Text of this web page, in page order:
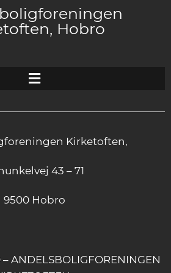
Hobro
Kirketoften,
43 – 71
9500 Hobro
ANDELSBOLIGFORENINGEN